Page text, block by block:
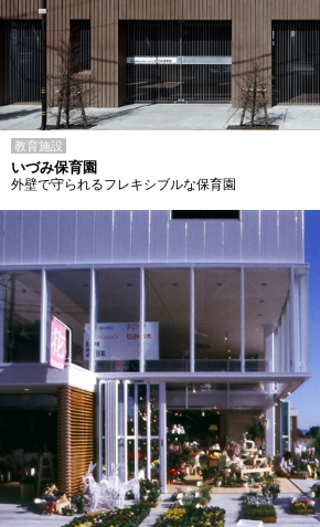
教育施設
いづみ保育園
外壁で守られるフレキシブルな保育園